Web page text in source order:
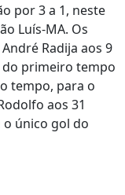
por 3 a 1, neste
Luís-MA. Os
Radija aos 9
do primeiro tempo
tempo, para o
aos 31
único gol do